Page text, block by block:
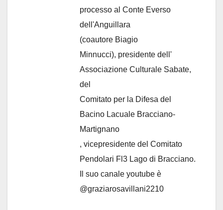
processo al Conte Everso
dell'Anguillara
(coautore Biagio
Minnucci), presidente dell'
Associazione Culturale Sabate,
del
Comitato per la Difesa del
Bacino Lacuale Bracciano-
Martignano
, vicepresidente del Comitato
Pendolari Fl3 Lago di Bracciano.
Il suo canale youtube è
@graziarosavillani2210